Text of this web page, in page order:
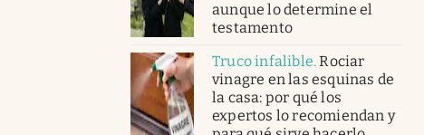
aunque lo determine el
testamento
Truco infalible.Rociar
vinagre en las esquinas de
la casa: por qué los
expertos lo recomiendan y